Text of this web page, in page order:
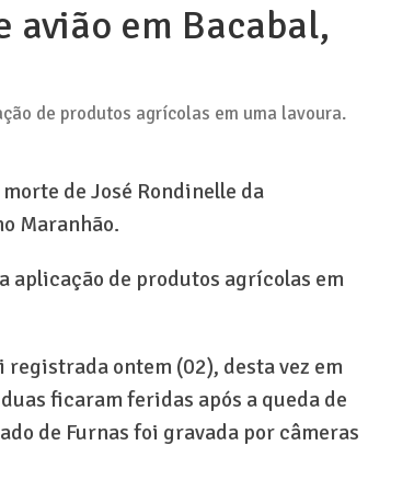
avião em Bacabal,
de produtos agrícolas em uma lavoura.
de José Rondinelle da
Maranhão.
aplicação de produtos agrícolas em
ontem (02), desta vez em
ficaram feridas após a queda de
de Furnas foi gravada por câmeras